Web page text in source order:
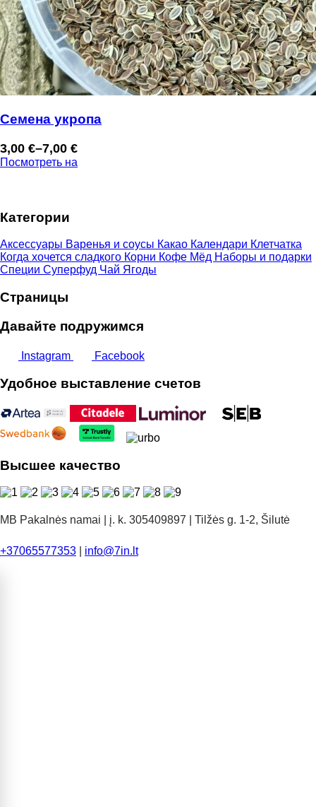
Семена укропа
3,00 €–7,00 €
Диапазон
цен:
7,00 €
Посмотреть на
Категории
Аксессуары Варенья и соусы Какао Календари Клетчатка
Когда хочется сладкого Корни Кофе Мёд Наборы и подарки
Специи Суперфуд Чай Ягоды
Страницы
Давайте подружимся
Instagram Facebook
Удобное выставление счетов
Высшее качество
MB Pakalnės namai | į. k. 305409897 | Tilžės g. 1-2, Šilutė
+37065577353 info@7in.lt